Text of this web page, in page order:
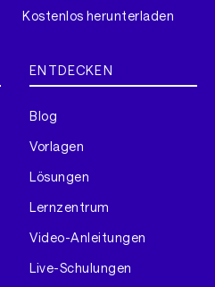
Kostenlos herunterladen
ENTDECKEN
Blog
Vorlagen
Lösungen
Lernzentrum
Video-Anleitungen
Live-Schulungen